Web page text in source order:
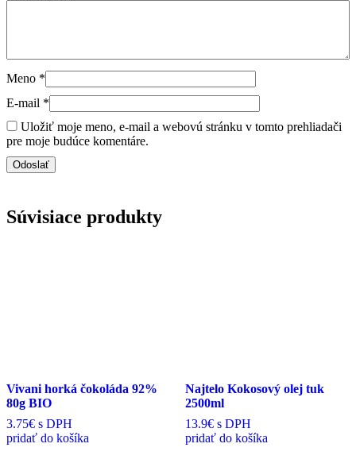
Meno *
E-mail *
Uložiť moje meno, e-mail a webovú stránku v tomto prehliadači
pre moje budúce komentáre.
Súvisiace produkty
Vivani horká čokoláda 92%
80g BIO
3.75€ s DPH
pridať do košíka
Najtelo Kokosový olej tuk
2500ml
13.9€ s DPH
pridať do košíka